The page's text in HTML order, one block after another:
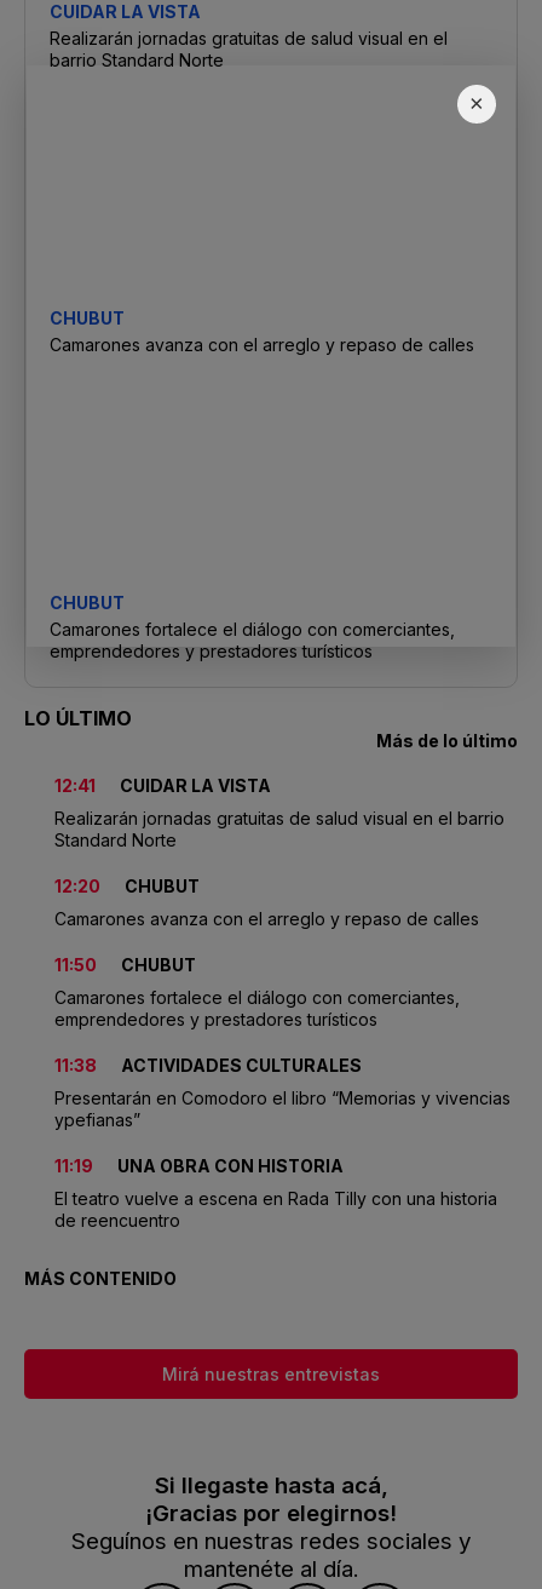
×
CUIDAR LA VISTA
Realizarán jornadas gratuitas de salud visual en el
barrio Standard Norte
CHUBUT
Camarones avanza con el arreglo y repaso de calles
CHUBUT
Camarones fortalece el diálogo con comerciantes,
emprendedores y prestadores turísticos
LO ÚLTIMO
Más de lo último
12:41
CUIDAR LA VISTA
Realizarán jornadas gratuitas de salud visual en el barrio
Standard Norte
12:20
CHUBUT
Camarones avanza con el arreglo y repaso de calles
11:50
CHUBUT
Camarones fortalece el diálogo con comerciantes,
emprendedores y prestadores turísticos
11:38
ACTIVIDADES CULTURALES
Presentarán en Comodoro el libro “Memorias y vivencias
ypefianas”
11:19
UNA OBRA CON HISTORIA
El teatro vuelve a escena en Rada Tilly con una historia
de reencuentro
MÁS CONTENIDO
Mirá nuestras entrevistas
Si llegaste hasta acá,
¡Gracias por elegirnos!
Seguínos en nuestras redes sociales y
mantenéte al día.